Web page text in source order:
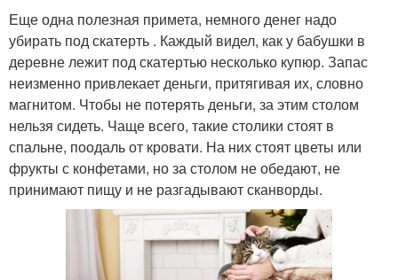
Еще одна полезная примета, немного денег надо
убирать под скатерть . Каждый видел, как у бабушки в
деревне лежит под скатертью несколько купюр. Запас
неизменно привлекает деньги, притягивая их, словно
магнитом. Чтобы не потерять деньги, за этим столом
нельзя сидеть. Чаще всего, такие столики стоят в
спальне, поодаль от кровати. На них стоят цветы или
фрукты с конфетами, но за столом не обедают, не
принимают пищу и не разгадывают сканворды.